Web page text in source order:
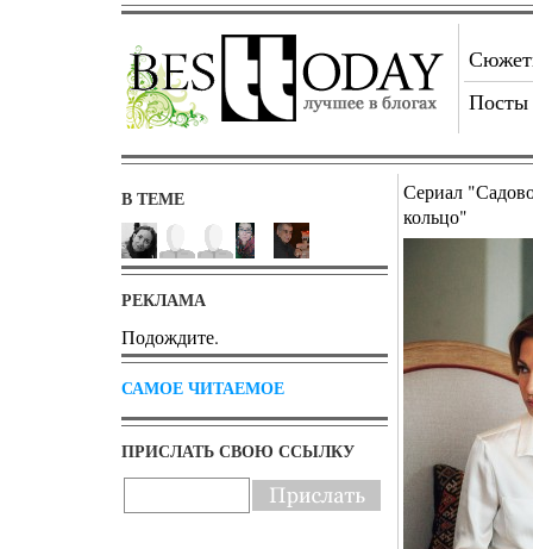
Посты
В ТЕМЕ
РЕКЛАМА
Подождите.
САМОЕ ЧИТАЕМОЕ
ПРИСЛАТЬ СВОЮ ССЫЛКУ
Сериал
кольцо"